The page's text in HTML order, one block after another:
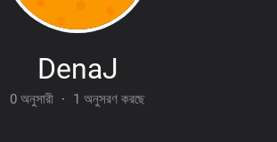
DenaJ
0 অনুসারী · 1 অনুসরণ করছে